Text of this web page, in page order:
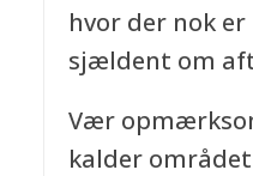
hvor der nok
sjældent om
Vær
kalder